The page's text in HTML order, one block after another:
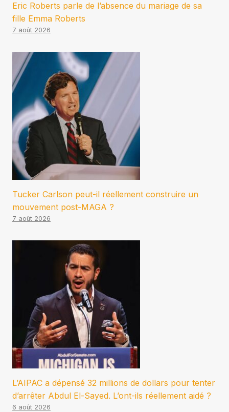
Eric Roberts parle de l’absence du mariage de sa
fille Emma Roberts
7 août 2026
Tucker Carlson peut-il réellement construire un
mouvement post-MAGA ?
7 août 2026
L’AIPAC a dépensé 32 millions de dollars pour tenter
d’arrêter Abdul El-Sayed. L’ont-ils réellement aidé ?
6 août 2026